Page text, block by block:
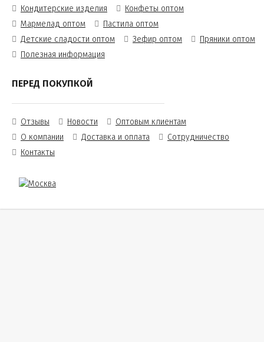
Кондитерские изделия
Конфеты оптом
Мармелад оптом
Пастила оптом
Детские сладости оптом
Зефир оптом
Пряники оптом
Полезная информация
ПЕРЕД ПОКУПКОЙ
Отзывы Новости
Оптовым клиентам
О компании
Доставка и оплата
Сотрудничество
Контакты